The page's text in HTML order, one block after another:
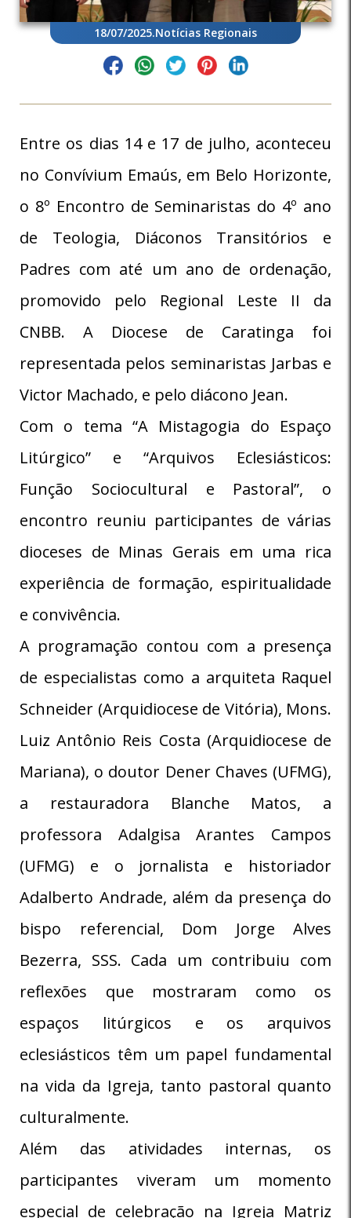
18/07/2025.Notícias Regionais
Entre os dias 14 e 17 de julho, aconteceu
no Convívium Emaús, em Belo Horizonte,
o 8º Encontro de Seminaristas do 4º ano
de Teologia, Diáconos Transitórios e
Padres com até um ano de ordenação,
promovido pelo Regional Leste II da
CNBB. A Diocese de Caratinga foi
representada pelos seminaristas Jarbas e
Victor Machado, e pelo diácono Jean.
Com o tema “A Mistagogia do Espaço
Litúrgico” e “Arquivos Eclesiásticos:
Função Sociocultural e Pastoral”, o
encontro reuniu participantes de várias
dioceses de Minas Gerais em uma rica
experiência de formação, espiritualidade
e convivência.
A programação contou com a presença
de especialistas como a arquiteta Raquel
Schneider (Arquidiocese de Vitória), Mons.
Luiz Antônio Reis Costa (Arquidiocese de
Mariana), o doutor Dener Chaves (UFMG),
a restauradora Blanche Matos, a
professora Adalgisa Arantes Campos
(UFMG) e o jornalista e historiador
Adalberto Andrade, além da presença do
bispo referencial, Dom Jorge Alves
Bezerra, SSS. Cada um contribuiu com
reflexões que mostraram como os
espaços litúrgicos e os arquivos
eclesiásticos têm um papel fundamental
na vida da Igreja, tanto pastoral quanto
culturalmente.
Além das atividades internas, os
participantes viveram um momento
especial de celebração na Igreja Matriz